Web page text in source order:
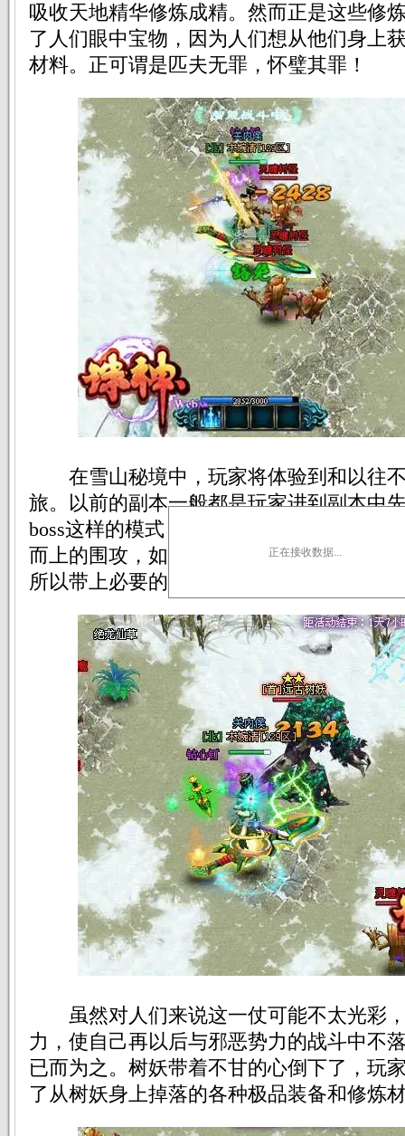
吸收天地精华修炼成精。然而正是这些修
了人们眼中宝物，因为人们想从他们身上
材料。正可谓是匹夫无罪，怀璧其罪！
在雪山秘境中，玩家将体验到和以往
旅。以前的副本一般都是玩家进到副本中
boss这样的模式，而在雪山副本中，玩家
而上的围攻，如果没有过硬的实力，是很
所以带上必要的药品叫上强力的伙伴是必
虽然对人们来说这一仗可能不太光彩
力，使自己再以后与邪恶势力的战斗中不
已而为之。树妖带着不甘的心倒下了，玩
了从树妖身上掉落的各种极品装备和修炼
正在接收数据...